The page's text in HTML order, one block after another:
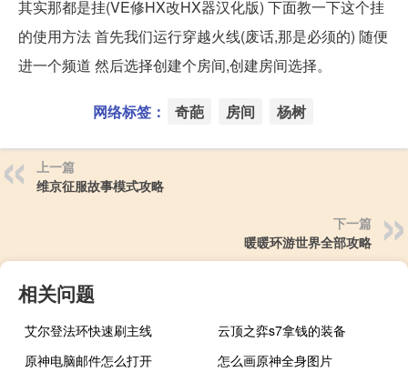
其实那都是挂(VE修HX改HX器汉化版) 下面教一下这个挂
的使用方法 首先我们运行穿越火线(废话,那是必须的) 随便
进一个频道 然后选择创建个房间,创建房间选择。
网络标签： 奇葩 房间 杨树
上一篇
维京征服故事模式攻略
下一篇
暖暖环游世界全部攻略
相关问题
艾尔登法环快速刷主线
云顶之弈s7拿钱的装备
原神电脑邮件怎么打开
怎么画原神全身图片